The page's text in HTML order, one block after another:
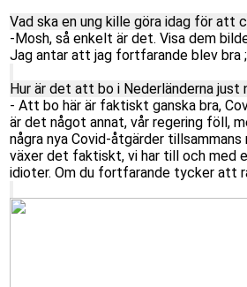
Vad ska en ung kille göra idag för att
-Mosh, så enkelt är det. Visa dem
Jag antar att jag fortfarande blev bra
Hur är det att bo i Nederländerna
- Att bo här är faktiskt ganska bra,
är det något annat, vår regering föll,
några nya Covid-åtgärder
växer det faktiskt, vi har till och med
idioter. Om du fortfarande tycker att